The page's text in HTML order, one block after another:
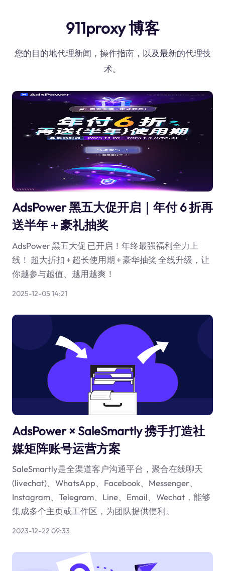
911proxy 博客
您的目的地代理新闻，操作指南，以及最新的代理技
术。
AdsPower 黑五大促开启｜年付 6 折再
送半年＋豪礼抽奖
AdsPower 黑五大促 已开启！年终最强福利全力上
线！ 超大折扣 + 超长使用期 + 豪华抽奖 全线升级，让
你越参与越值、越用越爽！
2025-12-05 14:21
AdsPower × SaleSmartly 携手打造社
媒矩阵账号运营方案
SaleSmartly是全渠道客户沟通平台，聚合在线聊天
(livechat)、WhatsApp、Facebook、Messenger、
Instagram、Telegram、Line、Email、Wechat，能够
集成多个主页或工作区，为团队提供便利。
2023-12-22 09:33